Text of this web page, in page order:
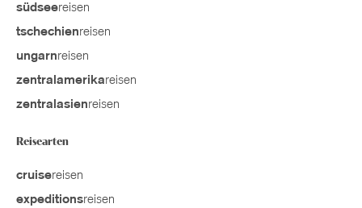
südseereisen
tschechienreisen
ungarnreisen
zentralamerikareisen
zentralasienreisen
Reisearten
cruisereisen
expeditionsreisen